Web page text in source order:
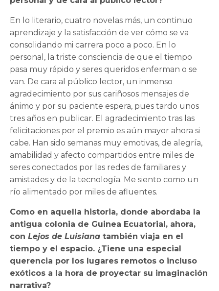
En lo literario, cuatro novelas más, un continuo
aprendizaje y la satisfacción de ver cómo se va
consolidando mi carrera poco a poco. En lo
personal, la triste consciencia de que el tiempo
pasa muy rápido y seres queridos enferman o se
van. De cara al público lector, un inmenso
agradecimiento por sus cariñosos mensajes de
ánimo y por su paciente espera, pues tardo unos
tres años en publicar. El agradecimiento tras las
felicitaciones por el premio es aún mayor ahora si
cabe. Han sido semanas muy emotivas, de alegría,
amabilidad y afecto compartidos entre miles de
seres conectados por las redes de familiares y
amistades y de la tecnología. Me siento como un
río alimentado por miles de afluentes.
Como en aquella historia, donde abordaba la
antigua colonia de Guinea Ecuatorial, ahora,
conLejos de Luisiana también viaja en el
tiempo y el espacio. ¿Tiene una especial
querencia por los lugares remotos o incluso
exóticos a la hora de proyectar su imaginación
narrativa?